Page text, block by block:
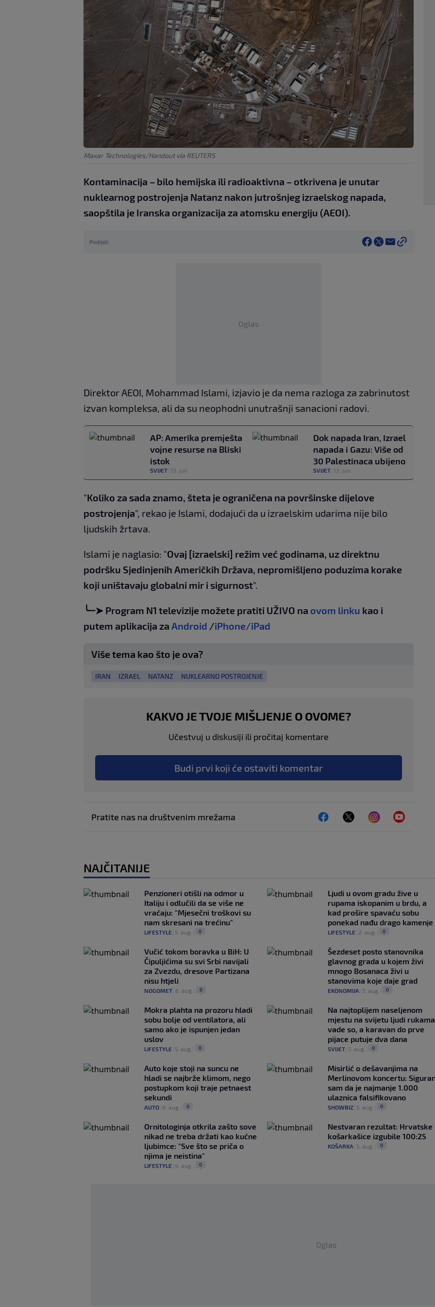
Maxar Technologies/Handout via REUTERS
Kontaminacija – bilo hemijska ili radioaktivna – otkrivena je unutar
nuklearnog postrojenja Natanz nakon jutrošnjeg izraelskog napada,
saopštila je Iranska organizacija za atomsku energiju (AEOI).
Podijeli
Oglas
Direktor AEOI, Mohammad Islami, izjavio je da nema razloga za zabrinutost
izvan kompleksa, ali da su neophodni unutrašnji sanacioni radovi.
AP: Amerika premješta
vojne resurse na Bliski
istok
SVIJET 13. jun.
Dok napada Iran, Izrael
napada i Gazu: Više od
30 Palestinaca ubijeno
SVIJET 13. jun.
"Koliko za sada znamo, šteta je ograničena na površinske dijelove
postrojenja", rekao je Islami, dodajući da u izraelskim udarima nije bilo
ljudskih žrtava.
Islami je naglasio: "Ovaj [izraelski] režim već godinama, uz direktnu
podršku Sjedinjenih Američkih Država, nepromišljeno poduzima korake
koji uništavaju globalni mir i sigurnost".
╰┈➤ Program N1 televizije možete pratiti UŽIVO na ovom linku kao i
putem aplikacija za Android /iPhone/iPad
Više tema kao što je ova?
IRAN IZRAEL NATANZ NUKLEARNO POSTROJENJE
KAKVO JE TVOJE MIŠLJENJE O OVOME?
Učestvuj u diskusiji ili pročitaj komentare
Budi prvi koji će ostaviti komentar
Pratite nas na društvenim mrežama
NAJČITANIJE
Penzioneri otišli na odmor u
Italiju i odlučili da se više ne
vraćaju: "Mjesečni troškovi su
nam skresani na trećinu"
LIFESTYLE 5. aug. 0
Ljudi u ovom gradu žive u
rupama iskopanim u brdu, a
kad prošire spavaću sobu
ponekad nađu drago kamenje
LIFESTYLE| 2. aug. 0
Vučić tokom boravka u BiH: U
Čipuljićima su svi Srbi navijali
za Zvezdu, dresove Partizana
nisu htjeli
NOGOMET 6. aug. 0
Šezdeset posto stanovnika
glavnog grada u kojem živi
mnogo Bosanaca živi u
stanovima koje daje grad
EKONOMIJA 5. aug. 0
Mokra plahta na prozoru hladi
sobu bolje od ventilatora, ali
samo ako je ispunjen jedan
uslov
LIFESTYLE 5. aug. 0
Na najtoplijem naseljenom
mjestu na svijetu ljudi rukama
vade so, a karavan do prve
pijace putuje dva dana
SVIJET| 5. aug. 0
Auto koje stoji na suncu ne
hladi se najbrže klimom, nego
postupkom koji traje petnaest
sekundi
AUTO 6. aug. 0
Misirlić o dešavanjima na
Merlinovom koncertu:
sam da je najmanje 1.000
ulaznica falsifikovano
SHOWBIZ| 5. aug. 0
Ornitologinja otkrila zašto sove
nikad ne treba držati kao kućne
ljubimce: "Sve što se priča o
njima je neistina"
LIFESTYLE 4. aug. 0
Nestvaran rezultat: Hrvatske
košarkašice izgubile 100:25
KOŠARKA 5. aug. 0
Oglas